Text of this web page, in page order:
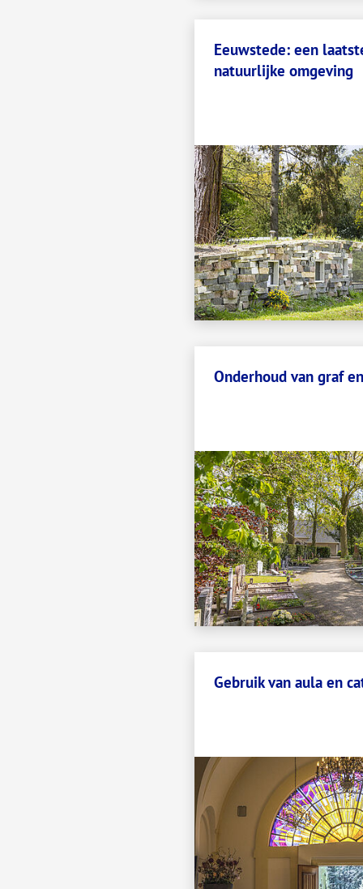
Eeuwstede: een
natuurlijke omgeving
Onderhoud van graf
Gebruik van aula en